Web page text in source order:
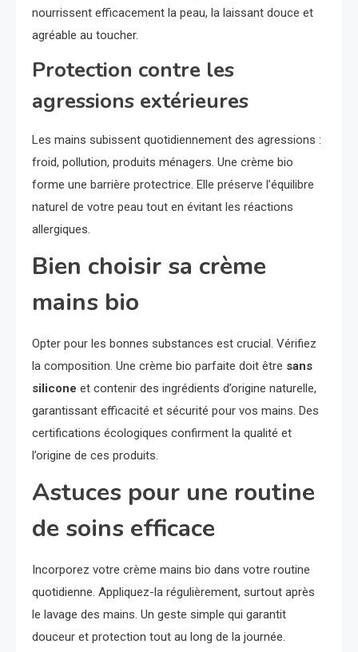
nourrissent efficacement la peau, la laissant douce et
agréable au toucher.
Protection contre les
agressions extérieures
Les mains subissent quotidiennement des agressions :
froid, pollution, produits ménagers. Une crème bio
forme une barrière protectrice. Elle préserve l’équilibre
naturel de votre peau tout en évitant les réactions
allergiques.
Bien choisir sa crème
mains bio
Opter pour les bonnes substances est crucial. Vérifiez
la composition. Une crème bio parfaite doit être sans
silicone et contenir des ingrédients d’origine naturelle,
garantissant efficacité et sécurité pour vos mains. Des
certifications écologiques confirment la qualité et
l’origine de ces produits.
Astuces pour une routine
de soins efficace
Incorporez votre crème mains bio dans votre routine
quotidienne. Appliquez-la régulièrement, surtout après
le lavage des mains. Un geste simple qui garantit
douceur et protection tout au long de la journée.